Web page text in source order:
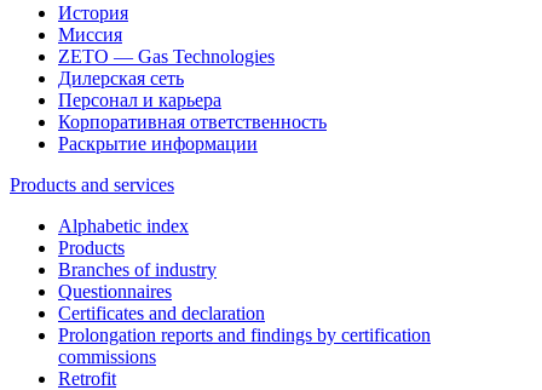
История
Миссия
ZETO — Gas Technologies
Дилерская сеть
Персонал и карьера
Корпоративная ответственность
Раскрытие информации
Products and services
Alphabetic index
Products
Branches of industry
Questionnaires
Certificates and declaration
Prolongation reports and findings by certification
commissions
Retrofit